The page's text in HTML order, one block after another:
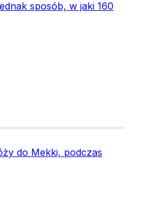
sposób, w jaki 160
do Mekki, podczas